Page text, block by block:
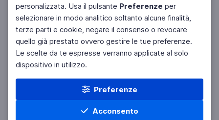
personalizzata. Usa il pulsante Preferenze per
selezionare in modo analitico soltanto alcune finalità,
terze parti e cookie, negare il consenso o revocare
quello già prestato ovvero gestire le tue preferenze.
Le scelte da te espresse verranno applicate al solo
dispositivo in utilizzo.
Preferenze
Acconsento